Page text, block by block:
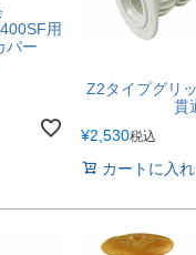
用
バー
Z2タイプグリ
貫
¥2,530税込
カートに入れ